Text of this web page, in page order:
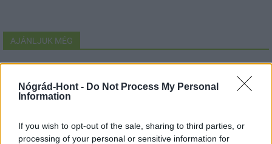
Nógrád-Hont - Do Not Process My Personal
Information
If you wish to opt-out of the sale, sharing to third parties, or
processing of your personal or sensitive information for
AJÁNLJUK MÉG
MAGYAR ÉPÍTŐK
Aktuális